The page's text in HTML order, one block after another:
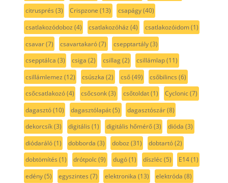
citrusprés (3) Crispzone (13) csapágy(40)
csatlakozódoboz (4) csatlakozóház (4) csatlakozóidom(1)
csavar(7) csavartakaró(7) csepptartály(3)
csepptálca (3) csiga (2) csillag(2) csillámlap(11)
csillámlemez (12) csúszka (2) cső(49) csőbilincs (6)
csőcsatlakozó(4) csőcsonk(3) csőtoldat(1) Cyclonic(7)
dagasztó(10) dagasztólapát(5) dagasztószár(8)
dekorcsík(3) digitális (1) digitális hőmérő(3) dióda (3)
diódaráló(1) dobborda (3) doboz (31) dobtartó(2)
dobtömítés (1) drótpolc(9) dugó(1) díszléc(5) E14(1)
edény(5) egyszintes (7) elektronika (13) elektróda (8)